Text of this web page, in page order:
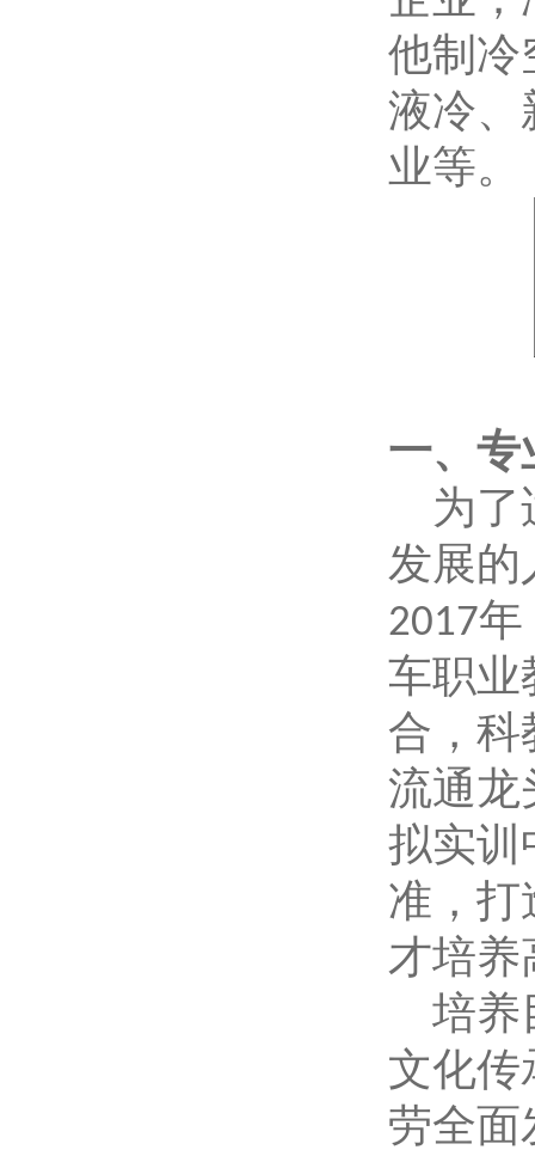
他制冷
液冷、
业等。
一、专
为了
发展的
2017年
车职业
合，科
流通龙
拟实训
准，打
才培养
培养
文化传
劳全面